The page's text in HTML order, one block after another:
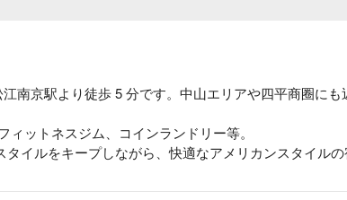
南京駅より徒歩 5 分です。中山エリアや四平商圈にも
ットネスジム、コインランドリー等。
タイルをキープしながら、快適なアメリカンスタイル